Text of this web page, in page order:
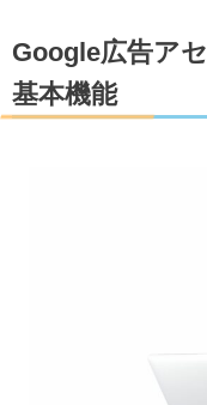
Google広告ア
基本機能